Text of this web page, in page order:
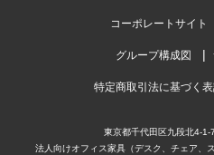
コーポレートサイト
グループ構成図
特定商取引法に基づく
東京都千代田区九段北4-1-
法人向けオフィス家具（デスク、チェア、